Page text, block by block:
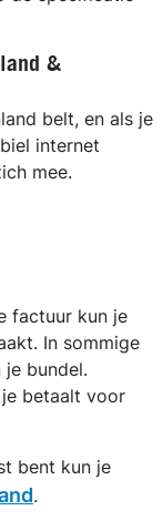
&
belt, en als je
internet
mee.
factuur kun je
In sommige
bundel.
betaalt voor
bent kun je
.